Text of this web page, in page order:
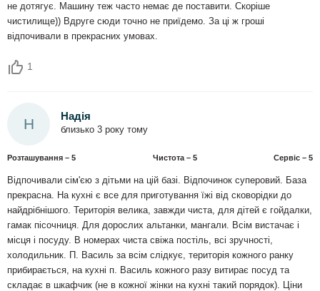
не дотягує. Машину теж часто немає де поставити. Скоріше
чистилище)) Вдруге сюди точно не приїдемо. За ці ж гроші
відпочивали в прекрасних умовах.
1
Н Надія
близько 3 року тому
Розташування – 5 Чистота – 5 Сервіс – 5
Відпочивали сім'єю з дітьми на цій базі. Відпочинок суперовий. База
прекрасна. На кухні є все для приготування їжі від сковорідки до
найдрібнішого. Територія велика, завжди чиста, для дітей є гойдалки,
гамак пісочниця. Для дорослих альтанки, мангали. Всім вистачає і
місця і посуду. В номерах чиста свіжа постіль, всі зручності,
холодильник. П. Василь за всім слідкує, територія кожного ранку
прибирається, на кухні п. Василь кожного разу витирає посуд та
складає в шкафчик (не в кожної жінки на кухні такий порядок). Ціни